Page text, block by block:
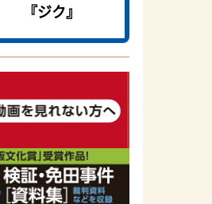
『ジク』